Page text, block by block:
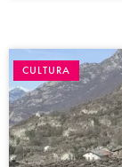
CULTURA